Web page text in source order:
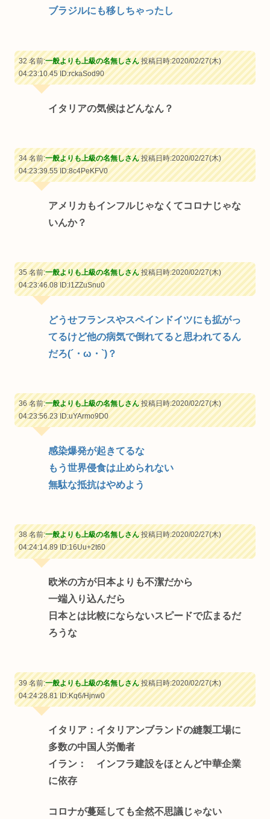
ブラジルにも移しちゃったし
32 名前:一般よりも上級の名無しさん投稿日時:2020/02/27(木)
04:23:10.45ID:rckaSod90
イタリアの気候はどんなん？
34 名前:一般よりも上級の名無しさん投稿日時:2020/02/27(木)
04:23:39.55ID:8c4PeKFV0
アメリカもインフルじゃなくてコロナじゃな
いんか？
35 名前:一般よりも上級の名無しさん投稿日時:2020/02/27(木)
04:23:46.08ID:l1ZZuSnu0
どうせフランスやスペインドイツにも拡がっ
てるけど他の病気で倒れてると思われてるん
だろ(´・ω・`)？
36 名前:一般よりも上級の名無しさん投稿日時:2020/02/27(木)
04:23:56.23ID:uYArmo9D0
感染爆発が起きてるな
もう世界侵食は止められない
無駄な抵抗はやめよう
38 名前:一般よりも上級の名無しさん投稿日時:2020/02/27(木)
04:24:14.89ID:16Uu+2t60
欧米の方が日本よりも不潔だから
一端入り込んだら
日本とは比較にならないスピードで広まるだ
ろうな
39 名前:一般よりも上級の名無しさん投稿日時:2020/02/27(木)
04:24:28.81ID:Kq6/Hjnw0
イタリア：イタリアンブランドの縫製工場に
多数の中国人労働者
イラン： インフラ建設をほとんど中華企業
に依存
コロナが蔓延しても全然不思議じゃない